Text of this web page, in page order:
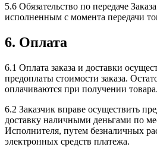
5.6 Обязательство по передаче
исполненным с момента передачи
6. Оплата
6.1 Оплата заказа и доставки
предоплаты стоимости заказа.
оплачиваются при получении товара.
6.2 Заказчик вправе осуществить
доставку наличными деньгами по
Исполнителя, путем безналичных
электронных средств платежа.